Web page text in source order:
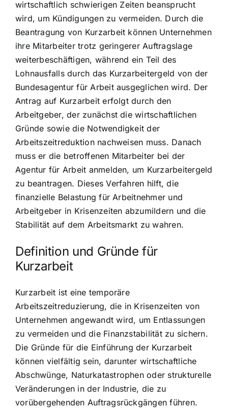
wirtschaftlich schwierigen Zeiten beansprucht
wird, um Kündigungen zu vermeiden. Durch die
Beantragung von Kurzarbeit können Unternehmen
ihre Mitarbeiter trotz geringerer Auftragslage
weiterbeschäftigen, während ein Teil des
Lohnausfalls durch das Kurzarbeitergeld von der
Bundesagentur für Arbeit ausgeglichen wird. Der
Antrag auf Kurzarbeit erfolgt durch den
Arbeitgeber, der zunächst die wirtschaftlichen
Gründe sowie die Notwendigkeit der
Arbeitszeitreduktion nachweisen muss. Danach
muss er die betroffenen Mitarbeiter bei der
Agentur für Arbeit anmelden, um Kurzarbeitergeld
zu beantragen. Dieses Verfahren hilft, die
finanzielle Belastung für Arbeitnehmer und
Arbeitgeber in Krisenzeiten abzumildern und die
Stabilität auf dem Arbeitsmarkt zu wahren.
Definition und Gründe für
Kurzarbeit
Kurzarbeit ist eine temporäre
Arbeitszeitreduzierung, die in Krisenzeiten von
Unternehmen angewandt wird, um Entlassungen
zu vermeiden und die Finanzstabilität zu sichern.
Die Gründe für die Einführung der Kurzarbeit
können vielfältig sein, darunter wirtschaftliche
Abschwünge, Naturkatastrophen oder strukturelle
Veränderungen in der Industrie, die zu
vorübergehenden Auftragsrückgängen führen.